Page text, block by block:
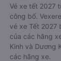
Vé xe tết 2027
công bố.
vé xe Tết 2027
của các hãng
Kinh và Dương
các hãng xe.